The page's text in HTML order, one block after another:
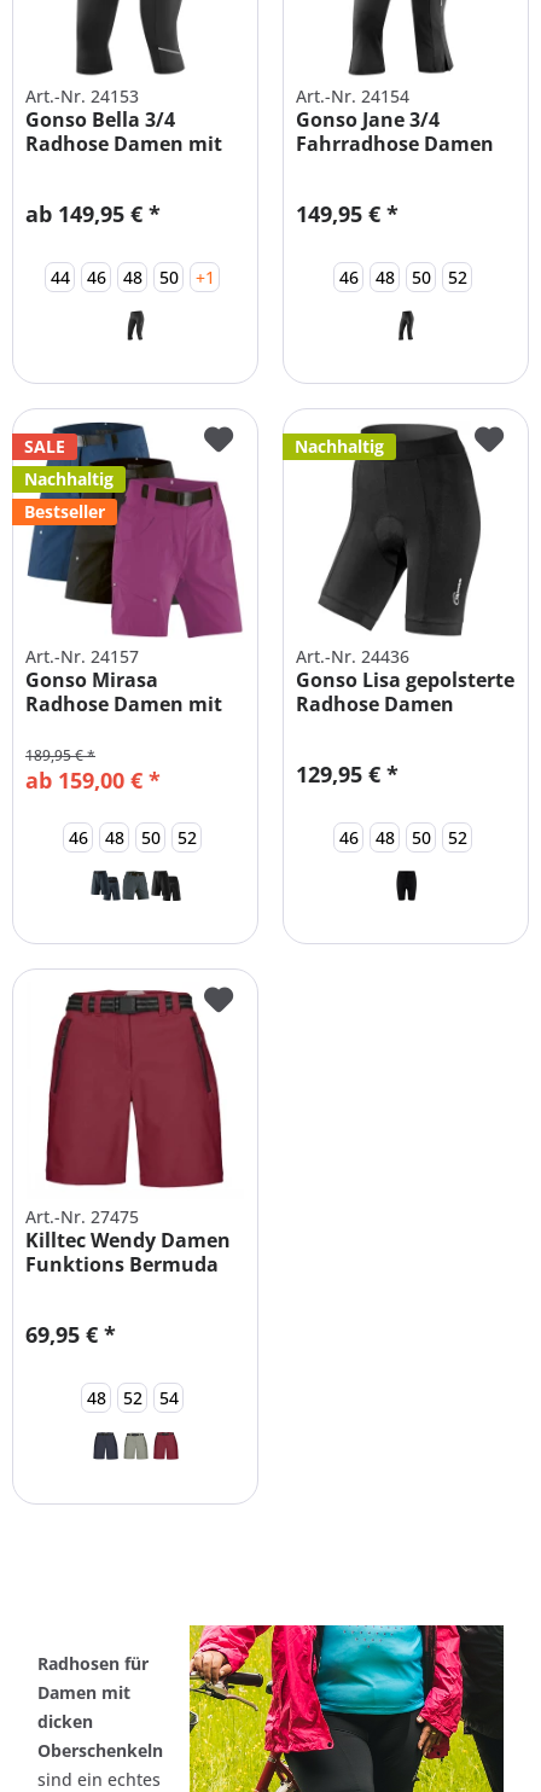
Art.-Nr. 24153
Gonso Bella 3/4
Radhose Damen mit
ab 149,95 € *
44 46 48 50 +1
Art.-Nr. 24154
Gonso Jane 3/4
Fahrradhose Damen
149,95 € *
46 48 50 52
SALE
Nachhaltig
Bestseller
Art.-Nr. 24157
Gonso Mirasa
Radhose Damen mit
ab 159,00 € *
189,95 € *
46 48 50 52
Nachhaltig
Art.-Nr. 24436
Gonso Lisa gepolsterte
Radhose Damen
129,95 € *
46 48 50 52
Art.-Nr. 27475
Killtec Wendy Damen
Funktions Bermuda
69,95 € *
48 52 54
Radhosen für
Damen mit
dicken
Oberschenkeln
sind ein echtes